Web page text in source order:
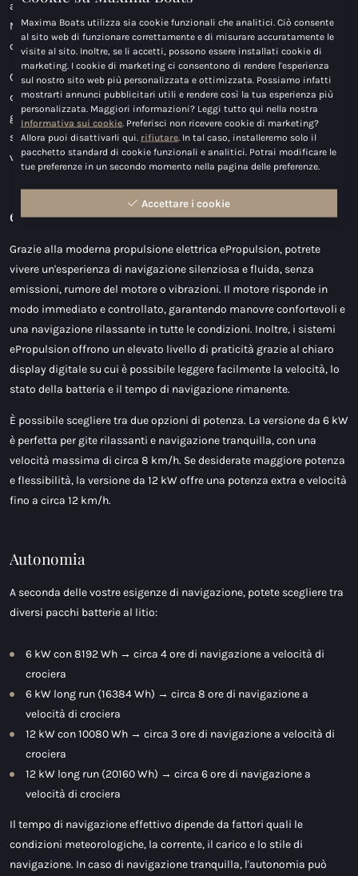
asciutto, senza rinunciare al comfort dei posti a sedere.
Naturalmente si è pensato anche al relax: l'ampio prendisole
completa il piacere di stare in acqua.
Con le sue caratteristiche di navigazione stabile e la sua
disposizione spaziosa, il Maxima 750 Flying Lounge è ideale per
gruppi numerosi. Non a caso questa imbarcazione si ispira a una
scialuppa di salvataggio: sicura, spaziosa e affidabile, ma in una
versione elegante e lussuosa.
ePropulsion
Grazie alla moderna propulsione elettrica ePropulsion, potrete
vivere un'esperienza di navigazione silenziosa e fluida, senza
emissioni, rumore del motore o vibrazioni. Il motore risponde in
modo immediato e controllato, garantendo manovre confortevoli e
una navigazione rilassante in tutte le condizioni. Inoltre, i sistemi
ePropulsion offrono un elevato livello di praticità grazie al chiaro
display digitale su cui è possibile leggere facilmente la velocità, lo
stato della batteria e il tempo di navigazione rimanente.
È possibile scegliere tra due opzioni di potenza. La versione da 6 kW
è perfetta per gite rilassanti e navigazione tranquilla, con una
velocità massima di circa 8 km/h. Se desiderate maggiore potenza
e flessibilità, la versione da 12 kW offre una potenza extra e velocità
fino a circa 12 km/h.
Autonomia
A seconda delle vostre esigenze di navigazione, potete scegliere tra
diversi pacchi batterie al litio:
6 kW con 8192 Wh → circa 4 ore di navigazione a velocità di
crociera
6 kW long run (16384 Wh) → circa 8 ore di navigazione a
velocità di crociera
12 kW con 10080 Wh → circa 3 ore di navigazione a velocità di
crociera
12 kW long run (20160 Wh) → circa 6 ore di navigazione a
velocità di crociera
Il tempo di navigazione effettivo dipende da fattori quali le
condizioni meteorologiche, la corrente, il carico e lo stile di
navigazione. In caso di navigazione tranquilla, l'autonomia può
Maxima Boats utilizza sia cookie funzionali che analitici. Ciò consente
al sito web di funzionare correttamente e di misurare accuratamente le
visite al sito. Inoltre, se li accetti, possono essere installati cookie di
marketing. I cookie di marketing ci consentono di rendere l'esperienza
sul nostro sito web più personalizzata e ottimizzata. Possiamo infatti
mostrarti annunci pubblicitari utili e rendere così la tua esperienza più
personalizzata. Maggiori informazioni? Leggi tutto qui nella nostra
Informativa sui cookie . Preferisci non ricevere cookie di marketing?
Allora puoi disattivarli qui. rifiutare . In tal caso, installeremo solo il
pacchetto standard di cookie funzionali e analitici. Potrai modificare le
tue preferenze in un secondo momento nella pagina delle preferenze.
Accettare i cookie